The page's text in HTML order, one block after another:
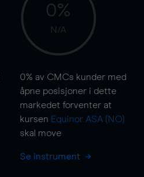
0%
N/A
0% av CMCs kunder med
åpne posisjoner i dette
markedet forventer at
kursen Equinor ASA (NO)
skal move
Se instrument